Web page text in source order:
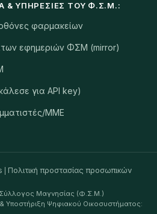
& ΥΠΗΡΕΣΊΕΣ ΤΟΥ Φ.Σ.Μ.:
φαρμακείων
εφημεριών ΦΣΜ (mirror)
για API key)
ΜΜΕ
Μαγνησίας (Φ.Σ.Μ.)
Υποστήριξη Ψηφιακού Οικοσυστήματος:
Πολιτική προστασίας προσωπικών